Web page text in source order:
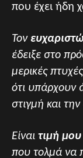
που έχει ήδη
Τον
έδειξε στο
μερικές
ότι υπάρχουν
στιγμή και
Είναι τιμή μου
που τολμά να